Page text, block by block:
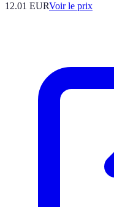
12.01 EURVoir le prix